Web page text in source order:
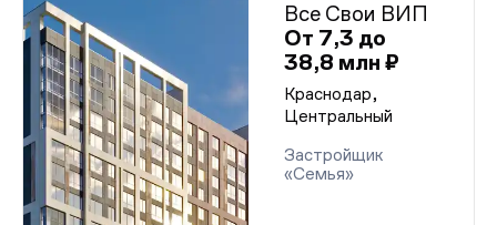
Все Свои ВИП
От 7,3 до
38,8 млн ₽
Краснодар,
Центральный
Застройщик
«Семья»